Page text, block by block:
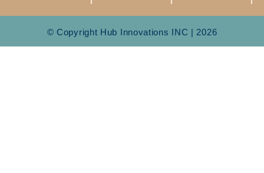
© Copyright Hub Innovations INC | 2026